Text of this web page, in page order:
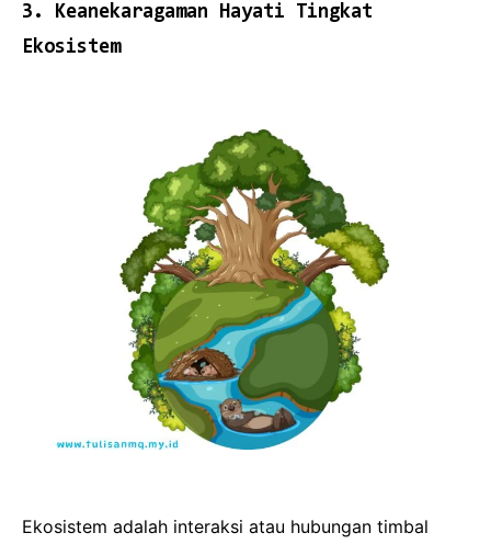
3. Keanekaragaman Hayati Tingkat
Ekosistem
Ekosistem adalah interaksi atau hubungan timbal